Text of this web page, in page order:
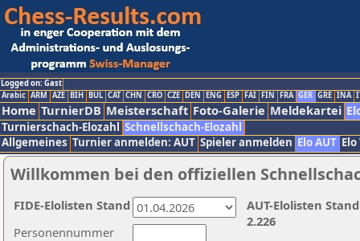
Logged on: Gast
Arabic ARM AZE BIH BUL CAT CHN CRO CZE DEN ENG ESP FAI FIN FRA GER GRE INA
Home TurnierDB Meisterschaft Foto-Galerie Meldekartei
Turnierschach-Elozahl Schnellschach-Elozahl
Allgemeines Turnier anmelden: AUT Spieler anmelden Elo AUT
Willkommen bei den offiziellen
Personennummer
AUT-Elolisten
2.226
FIDE-Elolisten Stand